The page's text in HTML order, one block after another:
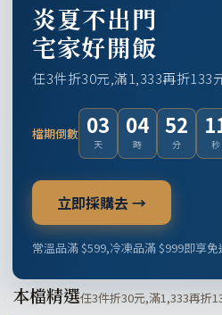
炎夏不出門
宅家好開飯
任3件折30元,滿1,333再折133
檔期倒數 03
天
04
時
52
分 秒
立即採購去 →
常溫品滿 $599,冷凍品滿 $999即享免
本檔精選任3件折30元,滿1,333再折